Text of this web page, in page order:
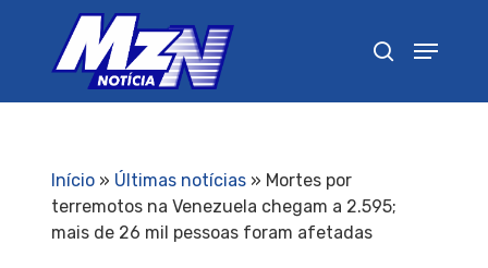
Início» Últimas notícias» Mortes por
terremotos na Venezuela chegam a 2.595;
mais de 26 mil pessoas foram afetadas